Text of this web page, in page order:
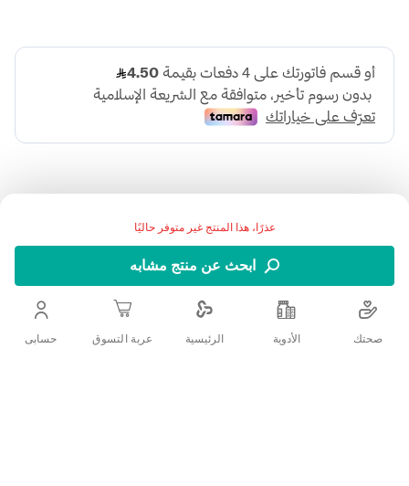
عذرًا، هذا المنتج غير متوفر حاليًا
ابحث عن منتج مشابهاضف الي قائمة امنياتك
التفاصيل
صحتك الأدوية الرئيسية عربة التسوق حسابى